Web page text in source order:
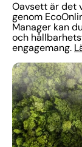
Oavsett är det
genom
Manager kan
och
engagemang.